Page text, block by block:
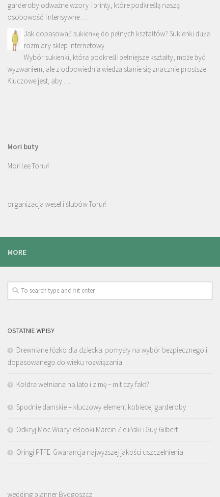
garderoby odważne wzory i printy, które podkreślą naszą
osobowość. Intensywne …
Jak dopasować sukienkę do pełnych kształtów? Sukienki duże
rozmiary sklep internetowy
Wybór sukienki, która podkreśli pełniejsze kształty, może być
wyzwaniem, ale z odpowiednią wiedzą stanie się znacznie prostsze.
Kluczowe jest, aby …
Mori buty
Mori lee Toruń
organizacja wesel i ślubów Toruń
MORE
OSTATNIE WPISY
Drewniane łóżko dla dziecka: pomysły na wybór bezpiecznego i
dopasowanego do wieku rozwiązania
Kołdra wełniana na lato i zimę – mit czy fakt?
Spodnie damskie – kluczowy element kobiecej garderoby
Odkryj Moc Wiary: eBooki Marcin Zieliński i Guy Gilbert
Oringi PTFE: Gwarancja najwyższej jakości uszczelnienia
wedding planner Bydgoszcz